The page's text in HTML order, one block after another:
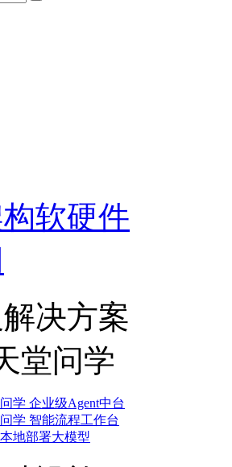
软硬件
决方案
堂问学
学 企业级Agent中台
学 智能流程工作台
地部署大模型